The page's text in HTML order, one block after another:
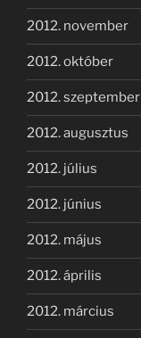
2012. november
2012. október
2012. szeptember
2012. augusztus
2012. július
2012. június
2012. május
2012. április
2012. március